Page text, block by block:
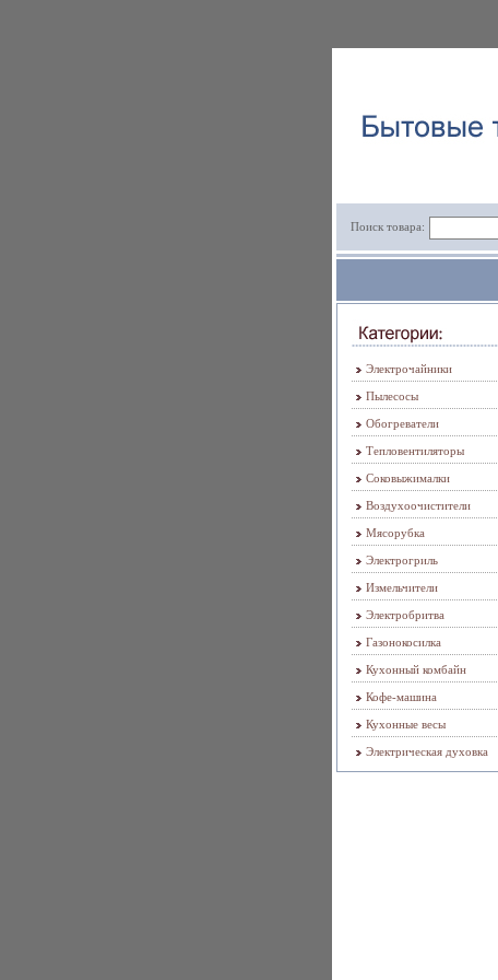
Поиск товара:
Электрочайники
Пылесосы
Обогреватели
Тепловентиляторы
Соковыжималки
Воздухоочистители
Мясорубка
Электрогриль
Измельчители
Электробритва
Газонокосилка
Кухонный комбайн
Кофе-машина
Кухонные весы
Электрическая духовка